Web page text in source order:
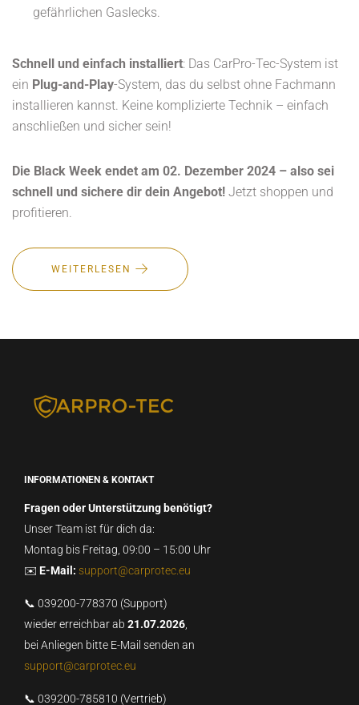
gefährlichen Gaslecks.
Schnell und einfach installiert: Das CarPro-Tec-System ist
ein Plug-and-Play-System, das du selbst ohne Fachmann
installieren kannst. Keine komplizierte Technik – einfach
anschließen und sicher sein!
Die Black Week endet am 02. Dezember 2024 – also sei
schnell und sichere dir dein Angebot! Jetzt shoppen und
profitieren.
WEITERLESEN
INFORMATIONEN & KONTAKT
Fragen oder Unterstützung benötigt?
Unser Team ist für dich da:
Montag bis Freitag, 09:00 – 15:00 Uhr
✉️ E-Mail: support@carprotec.eu
📞 039200-778370 (Support)
wieder erreichbar ab 21.07.2026
bei Anliegen bitte E-Mail senden an
support@carprotec.eu
📞 039200-785810 (Vertrieb)